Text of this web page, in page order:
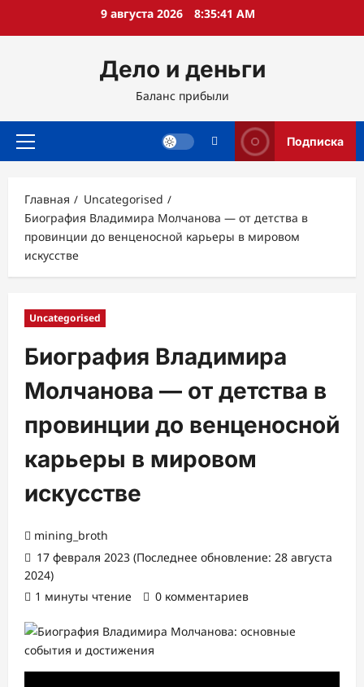
9 августа 2026 8:35:42 AM
Дело и деньги
Баланс прибыли
Основное
Подписка
Главная
Uncategorised
Биография Владимира Молчанова — от детства в
провинции до венценосной карьеры в мировом
искусстве
Uncategorised
Биография Владимира
Молчанова — от детства в
провинции до венценосной
карьеры в мировом
искусстве
mining_broth
17 февраля 2023 (Последнее обновление: 28 августа
2024)
1 минуты чтение
0 комментариев